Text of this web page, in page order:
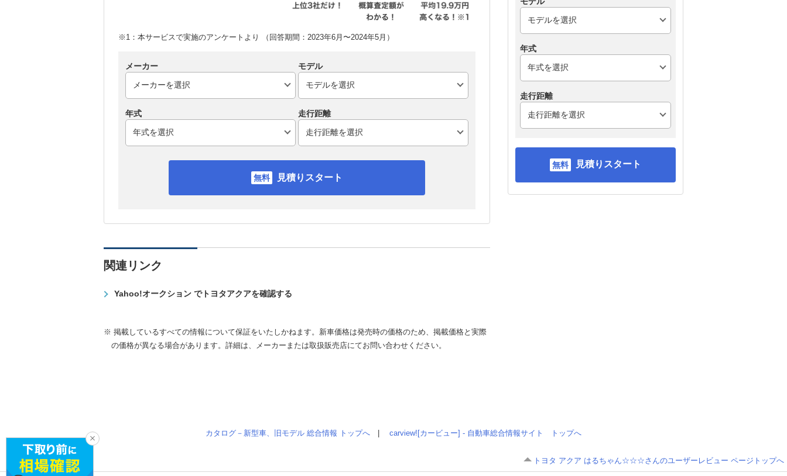
※1：本サービスで実施のアンケートより （回答期間：2023年6月〜2024年5月）
メーカー モデル
年式 走行距離
見積りスタート
関連リンク
Yahoo!オークション でトヨタアクアを確認する
※ 掲載しているすべての情報について保証をいたしかねます。新車価格は発売時の価格のため、掲載価格と実際
の価格が異なる場合があります。詳細は、メーカーまたは取扱販売店にてお問い合わせください。
年式
走行距離
見積りスタート
カタログ－新型車、旧モデル 総合情報 トップへ carview![カービュー] - 自動車総合情報サイト トップへ
トヨタ アクア はるちゃん☆☆☆さんのユーザーレビュー ページトップへ